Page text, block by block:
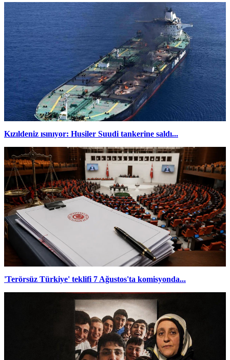
Kızıldeniz ısınıyor: Husiler Suudi tankerine saldı...
'Terörsüz Türkiye' teklifi 7 Ağustos'ta komisyonda...